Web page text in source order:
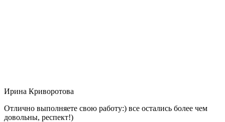
Ирина Криворотова
Отлично выполняете свою работу:) все остались более чем
довольны, респект!)